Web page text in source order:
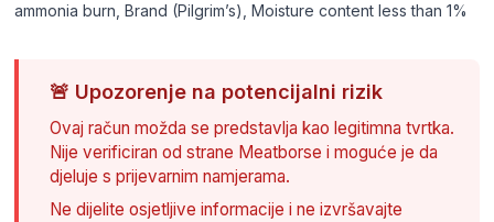
ammonia burn, Brand (Pilgrim’s), Moisture content less than 1%
🚨 Upozorenje na potencijalni rizik
Ovaj račun možda se predstavlja kao legitimna tvrtka.
Nije verificiran od strane Meatborse i moguće je da
djeluje s prijevarnim namjerama.
Ne dijelite osjetljive informacije i ne izvršavajte